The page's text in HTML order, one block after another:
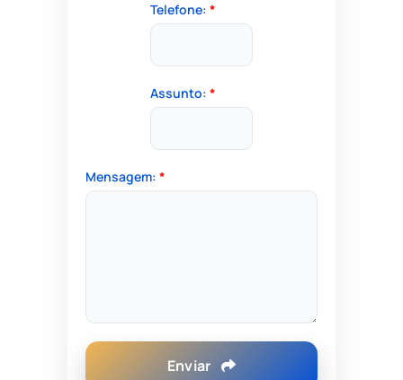
Telefone: *
Assunto: *
Mensagem: *
Enviar